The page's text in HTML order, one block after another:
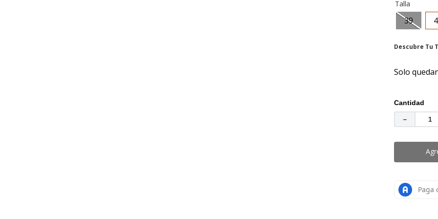
Talla
39
Descubre Tu
Solo
Cantidad
－